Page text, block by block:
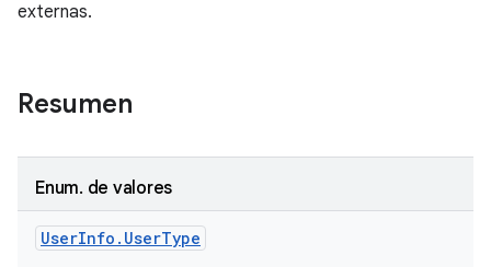
externas.
Resumen
Enum. de valores
UserInfo . UserType